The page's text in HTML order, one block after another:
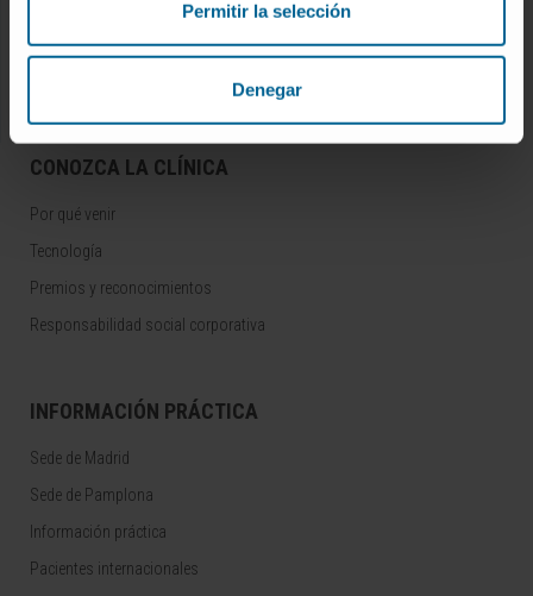
Permitir la selección
Denegar
Residentes y Unidades Docentes
CONOZCA LA CLÍNICA
Por qué venir
Tecnología
Premios y reconocimientos
Responsabilidad social corporativa
INFORMACIÓN PRÁCTICA
Sede de Madrid
Sede de Pamplona
Información práctica
Pacientes internacionales